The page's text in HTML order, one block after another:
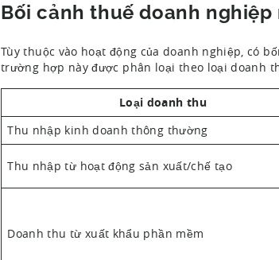
Bối cảnh thuế doanh nghiệp
Tùy thuộc vào hoạt động của doanh nghiệp, có
trường hợp này được phân loại theo loại doanh
Loại doanh thu
Thu nhập kinh doanh thông thường
Thu nhập từ hoạt động sản xuất/chế tạo
Doanh thu từ xuất khẩu phần mềm